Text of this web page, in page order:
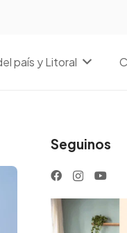
país y Litoral
Seguinos